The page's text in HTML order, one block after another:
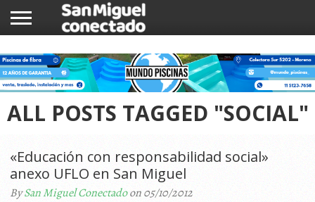
NOTICIAS
COMUNIDAD
COMERCIOS
ALL POSTS TAGGED "SOCIAL"
«Educación con responsabilidad social»
anexo UFLO en San Miguel
BySan Miguel Conectadoon 05/10/2012